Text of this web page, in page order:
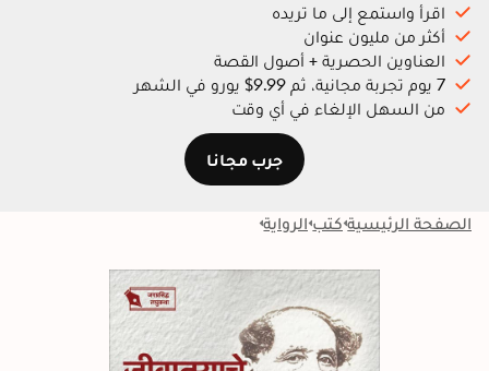
اقرأ واستمع إلى ما تريده
أكثر من مليون عنوان
العناوين الحصرية + أصول القصة
7 يوم تجربة مجانية، ثم 9.99$ يورو في الشهر
من السهل الإلغاء في أي وقت
جرب مجانا
الصفحة الرئيسية كتب الرواية